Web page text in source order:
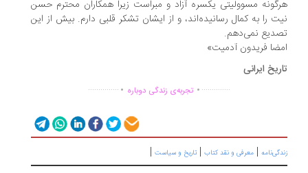
مسوولیتی یکسره آزاد و مبراست زیرا همکاران محترم حسن
را به کمال رسانیده‌اند، و از ایشان تشکر قلبی دارم. بیش از این
نمی‌دهم.
فریدون آدمیت»
ایرانی
............... .تجربه‌ی زندگی دوباره ...............
|معرفی و نقد کتاب|تاریخ و سیاست |